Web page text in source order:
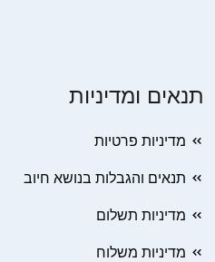
תנאים ומדיניות
מדיניות פרטיות
תנאים והגבלות בנושא חיוב
מדיניות תשלום
מדיניות משלוח